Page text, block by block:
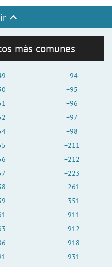
más comunes
+94
+95
+96
+97
+98
+211
+212
+223
+261
+351
+911
+912
+918
+931